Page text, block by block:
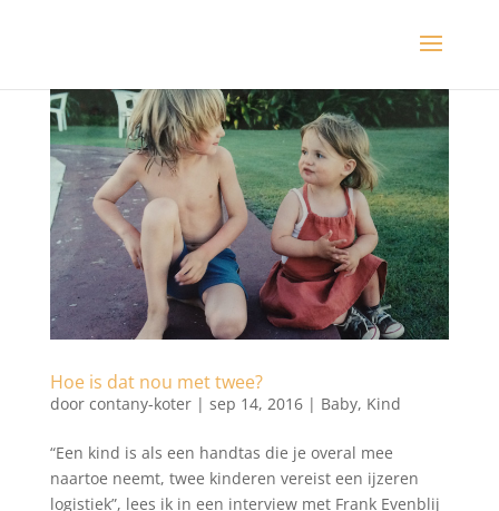
Hoe is dat nou met twee?
door contany-koter| sep 14, 2016| Baby, Kind
“Een kind is als een handtas die je overal mee
naartoe neemt, twee kinderen vereist een ijzeren
logistiek”, lees ik in een interview met Frank Evenblij